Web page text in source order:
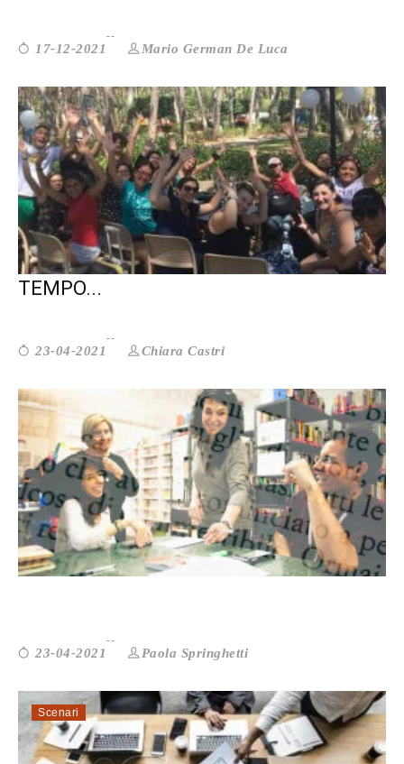
17-12-2021 Mario German De Luca
AMMINISTRAZIONE CONDIVISA: È IL
TEMPO...
23-04-2021 Chiara Castri
VERSO L’AMMINISTRAZIONE CONDIVI...
23-04-2021 Paola Springhetti
Scenari